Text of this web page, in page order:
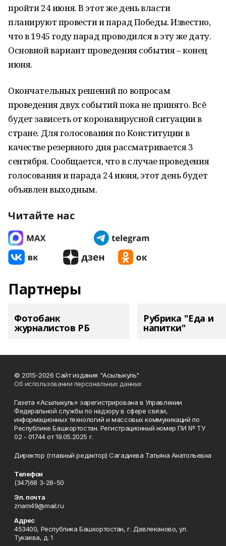
пройти 24 июня. В этот же день власти
планируют провести и парад Победы. Известно,
что в 1945 году парад проводился в эту же дату.
Основной вариант проведения события – конец
июня.
Окончательных решений по вопросам
проведения двух событий пока не принято. Всё
будет зависеть от коронавирусной ситуации в
стране. Для голосования по Конституции в
качестве резервного дня рассматривается 3
сентября. Сообщается, что в случае проведения
голосования и парада 24 июня, этот день будет
объявлен выходным.
Читайте нас
Партнеры
Фотобанк
журналистов РБ
Рубрика "Еда и
напитки"
© 2015-2026 Сайт издания "Асылыкуль"
Об использовании персональных данных
Газета «Асылыкуль» зарегистрирована в Управлении
Федеральной службы по надзору в сфере связи,
информационных технологий и массовых коммуникаций по
Республике Башкортостан. Регистрационный номер ПИ № ТУ
02 - 01744 от 19.05.2025 г.
Директор (главный редактор) Сагадиева Татьяна Анатольевна
Телефон
(347)68 3-28-50
Эл. почта
znam49@mail.ru
Адрес
453400, Республика Башкортостан, г. Давлеканово, ул.
Тукаева, д. 1